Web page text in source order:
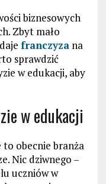
biznesowych
Zbyt mało
franczyzana
sprawdzić
w edukacji, aby
w edukacji
obecnie branża
Nic dziwnego –
uczniów w